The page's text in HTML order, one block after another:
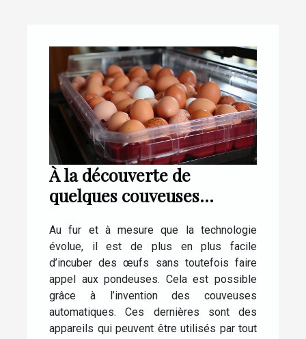
À la découverte de
quelques couveuses
de poule
Au fur et à mesure que la technologie
évolue, il est de plus en plus facile
d’incuber des œufs sans toutefois faire
appel aux pondeuses. Cela est possible
grâce à l’invention des couveuses
automatiques. Ces dernières sont des
appareils qui peuvent être utilisés par tout